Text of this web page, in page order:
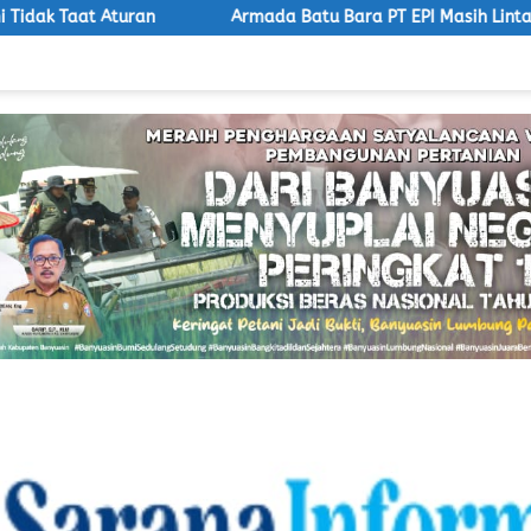
Armada Batu Bara PT EPI Masih Lintasi Jalan Umum,